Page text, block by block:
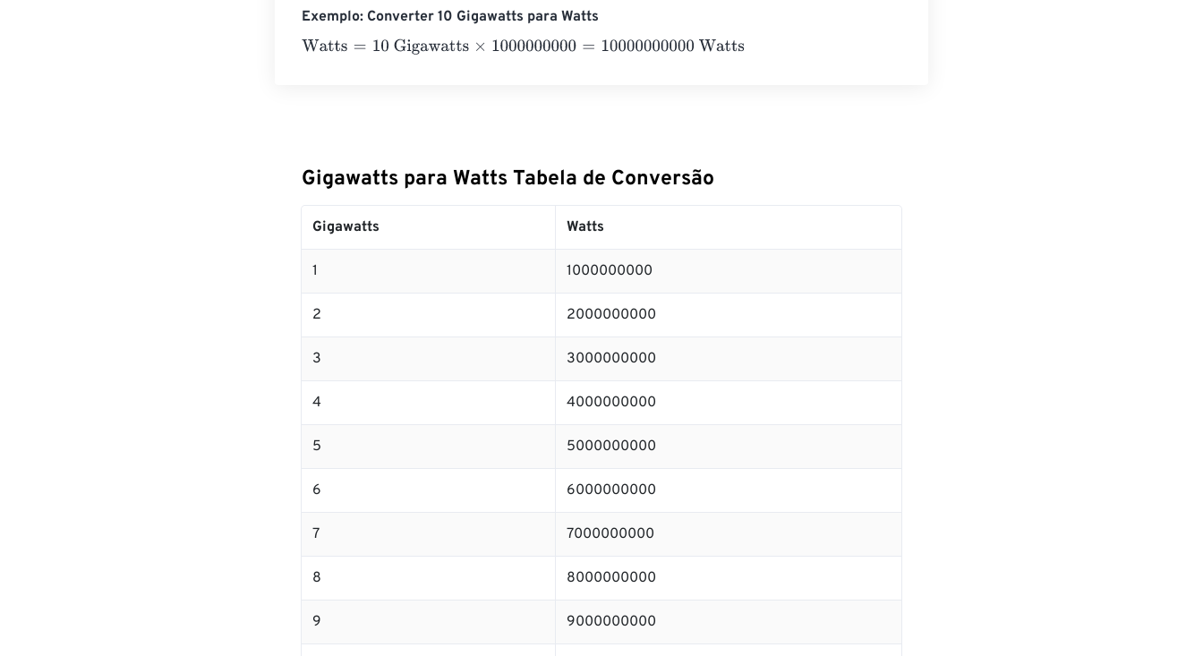
Exemplo: Converter 10 Gigawatts para Watts
Watts= 10 Gigawatts×1000000000=10000000000 Watts
Gigawatts para Watts Tabela de Conversão
Gigawatts Watts
1 1000000000
2 2000000000
3 3000000000
4 4000000000
5 5000000000
6 6000000000
7 7000000000
8 8000000000
9 9000000000